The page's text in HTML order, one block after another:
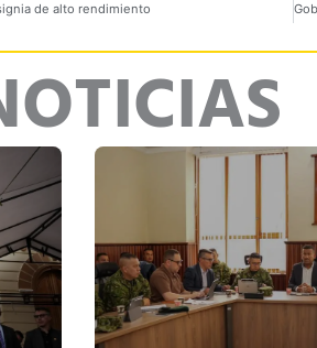
de alto rendimiento